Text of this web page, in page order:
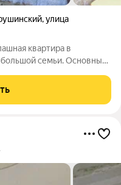
,улица
квартира в
семьи. Основные
О домеТип: панельный.